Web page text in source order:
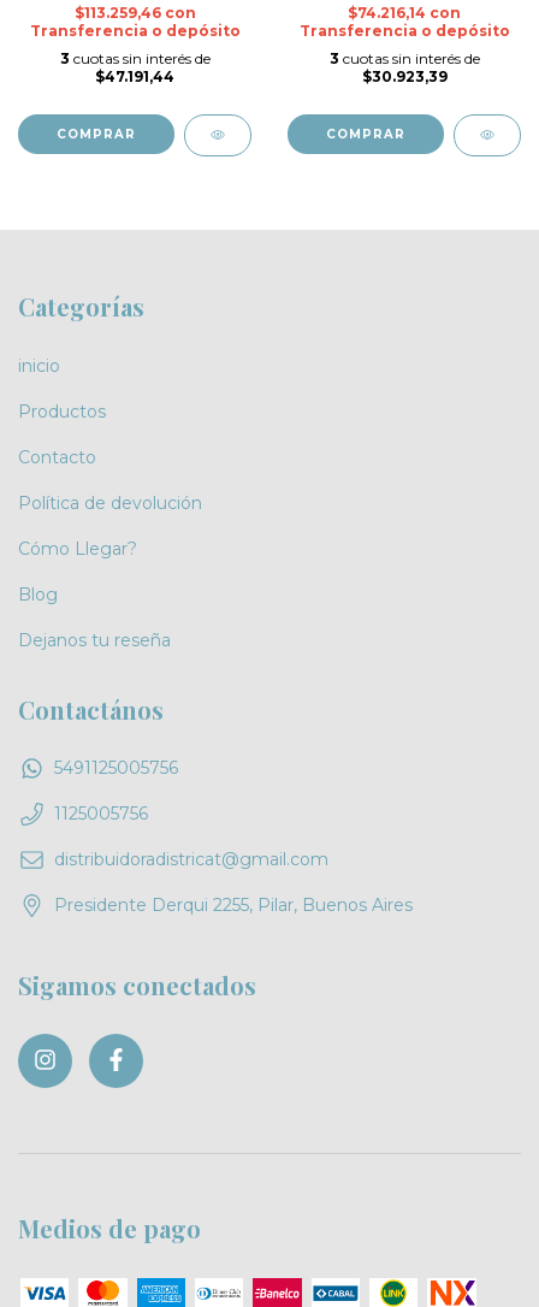
$113.259,46 con
Transferencia o depósito
3 cuotas sin interés de
$47.191,44
$74.216,14 con
Transferencia o depósito
3 cuotas sin interés de
$30.923,39
Categorías
inicio
Productos
Contacto
Política de devolución
Cómo Llegar?
Blog
Dejanos tu reseña
Contactános
5491125005756
1125005756
distribuidoradistricat@gmail.com
Presidente Derqui 2255, Pilar, Buenos Aires
Sigamos conectados
Medios de pago